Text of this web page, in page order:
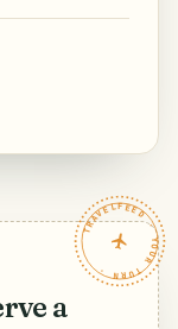
TRAVELFEED · YOUR TURN ·
a